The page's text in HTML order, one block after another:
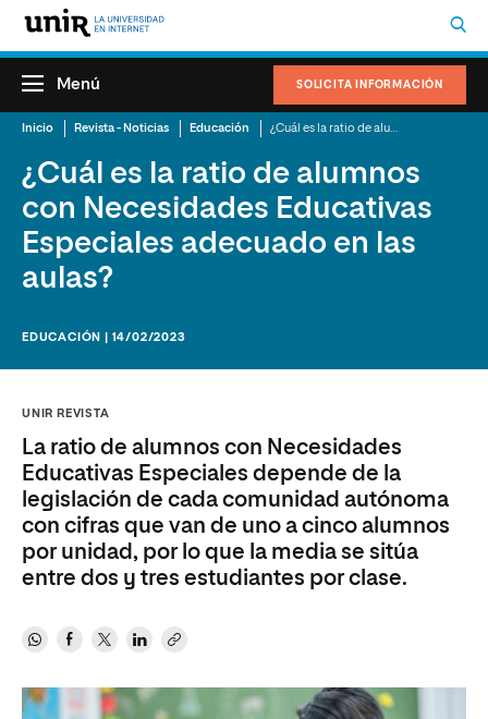
SOLICITA INFORMACIÓN
Menú
Inicio Revista - Noticias Educación
¿Cuál es la ratio de alumnos
con Necesidades Educativas
Especiales adecuado en las
aulas?
EDUCACIÓN | 14/02/2023
UNIR REVISTA
La ratio de alumnos con Necesidades
Educativas Especiales depende de la
legislación de cada comunidad autónoma
con cifras que van de uno a cinco alumnos
por unidad, por lo que la media se sitúa
entre dos y tres estudiantes por clase.